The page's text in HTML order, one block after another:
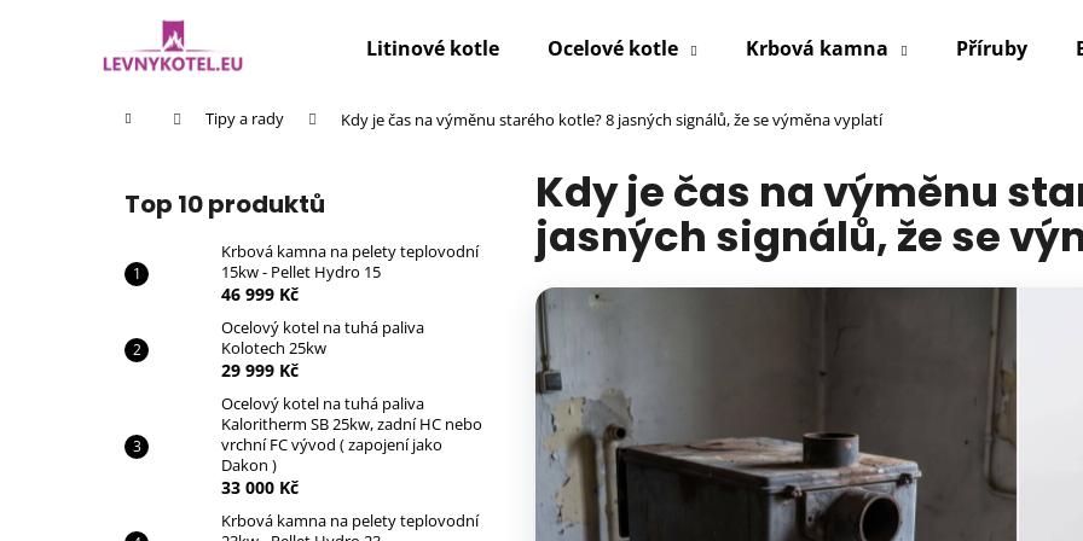
Litinové kotle Ocelové kotle Krbová kamna Příruby
Domů Tipy a rady Kdy je čas na výměnu starého kotle? 8 jasných signálů, že se výměna vyplatí
Top 10 produktů
Krbová kamna na pelety teplovodní
15kw - Pellet Hydro 15
46 999 Kč
Ocelový kotel na tuhá paliva
Kolotech 25kw
29 999 Kč
Ocelový kotel na tuhá paliva
Kaloritherm SB 25kw, zadní HC nebo
vrchní FC vývod ( zapojení jako
Dakon )
33 000 Kč
Krbová kamna na pelety teplovodní
Kdy je čas na výměnu
jasných signálů, že se
Zpět
Zpět
Co potřebujete najít?
HLEDAT